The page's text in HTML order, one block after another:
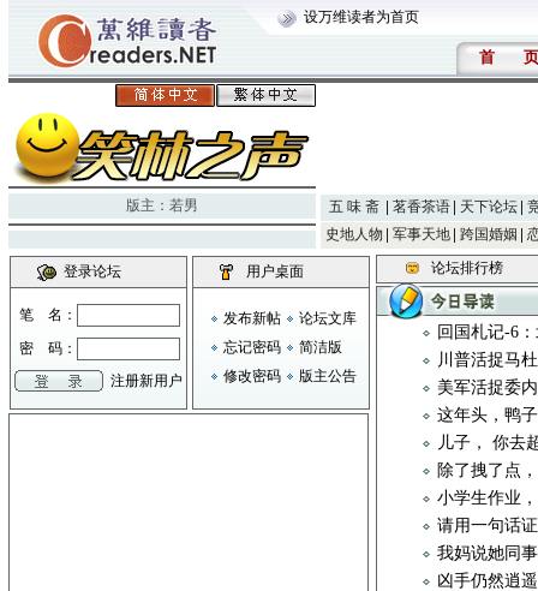
设万维读者为首页
首 页
版主： 若男 五 味 斋 茗香茶语 天下论坛
史地人物
军事天地 跨国婚姻
登录论坛
笔 名：
密 码：
注册新用户
用户桌面
发布新帖
论坛文库
忘记密码
简洁版
修改密码
版主公告
论坛排行榜
回国札记-6
川普活捉马
美军活捉委
这年头，鸭
儿子， 你去
除了拽了点
小学生作业
请用一句话
我妈说她同
凶手仍然逍